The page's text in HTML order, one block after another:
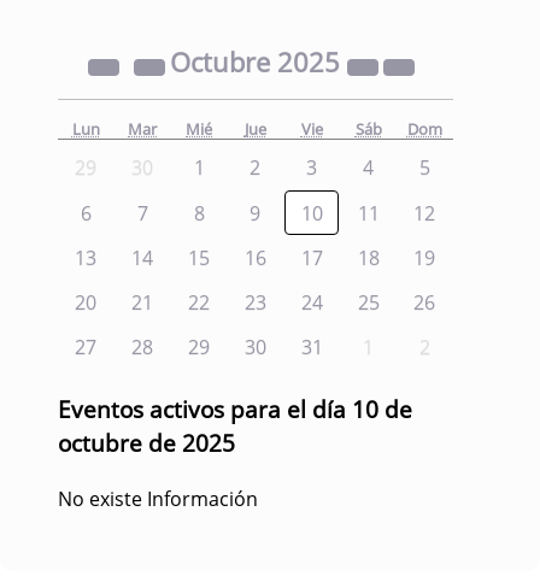
Octubre 2025
Lun Mar Mié Jue Vie Sáb Dom
29 30 1 2 3 4
5
6
7 8 9 10 11
12
13
14 15 16 17 18
19
20
21 22 23 24 25
26
27
28 29 30 31 1 2
Eventos activos para el día 10 de
octubre de 2025
No existe Información